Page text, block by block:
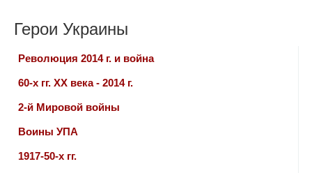
Герои Украины
Революция 2014 г. и война
60-х гг. ХХ века - 2014 г.
2-й Мировой войны
Воины УПА
1917-50-х гг.